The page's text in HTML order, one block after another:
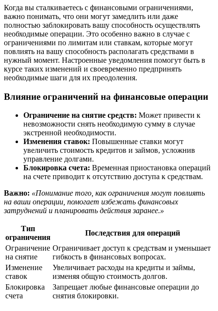
Когда вы сталкиваетесь с финансовыми ограничениями,
важно понимать, что они могут замедлить или даже
полностью заблокировать вашу способность осуществлять
необходимые операции. Это особенно важно в случае с
ограничениями по лимитам или ставкам, которые могут
повлиять на вашу способность располагать средствами в
нужный момент. Настроенные уведомления помогут быть в
курсе таких изменений и своевременно предпринять
необходимые шаги для их преодоления.
Влияние ограничений на финансовые операции
Ограничение на снятие средств: Может привести к
невозможности снять необходимую сумму в случае
экстренной необходимости.
Изменения ставок: Повышенные ставки могут
увеличить стоимость кредитов и займов, усложнив
управление долгами.
Блокировка счета: Временная приостановка операций
на счете приводит к отсутствию доступа к средствам.
Важно: «Понимание того, как ограничения могут повлиять
на ваши операции, помогает избежать финансовых
затруднений и планировать действия заранее.»
Тип
ограничения
Последствия для операций
Ограничение
на снятие
Ограничивает доступ к средствам и уменьшает
гибкость в финансовых вопросах.
Изменение
ставок
Увеличивает расходы на кредиты и займы,
изменяя общую стоимость долгов.
Блокировка
счета
Запрещает любые финансовые операции до
снятия блокировки.